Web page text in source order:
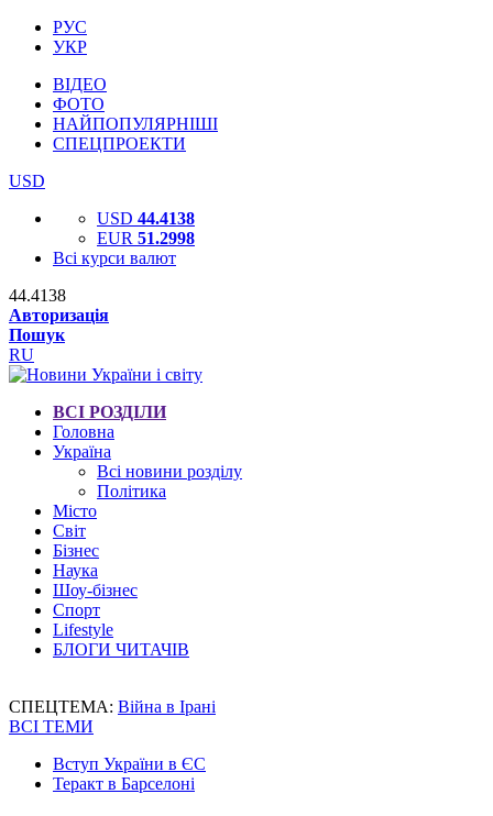
РУС
УКР
ВІДЕО
ФОТО
НАЙПОПУЛЯРНІШІ
СПЕЦПРОЕКТИ
USD
USD 44.4138
EUR 51.2998
Всі курси валют
44.4138
Авторизація
Пошук
RU
ВСІ РОЗДІЛИ
Головна
Україна
Всі новини розділу
Політика
Місто
Світ
Бізнес
Наука
Шоу-бізнес
Спорт
Lifestyle
БЛОГИ ЧИТАЧІВ
СПЕЦТЕМА: Війна в Ірані
ВСІ ТЕМИ
Вступ України в ЄС
Теракт в Барселоні